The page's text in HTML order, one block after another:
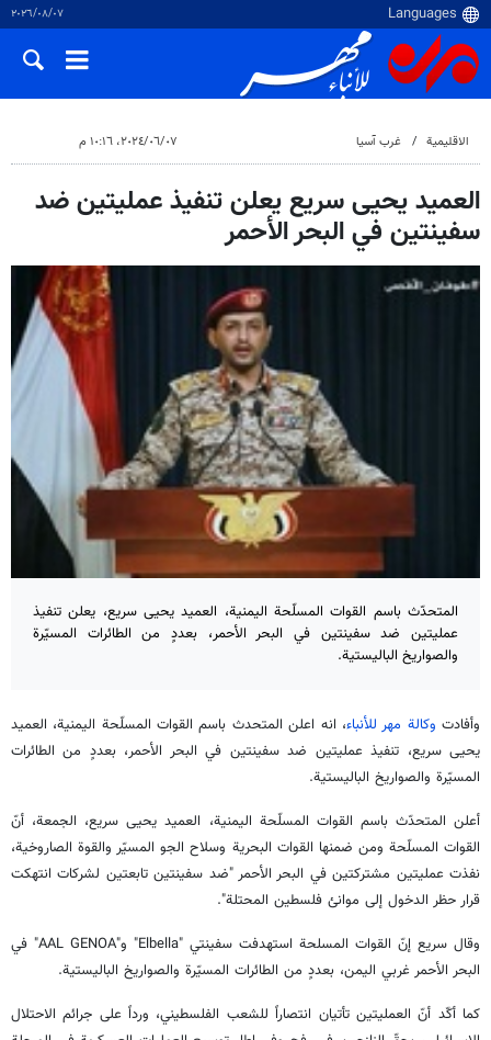
٠٧‏/٠٨‏/٢٠٢٦
الاقلیمیة غرب آسیا ٠٧‏/٠٦‏/٢٠٢٤، ١٠:١٦ م
العميد يحيى سريع يعلن تنفيذ عمليتين ضد
سفينتين في البحر الأحمر
المتحدّث باسم القوات المسلّحة اليمنية، العميد يحيى سريع، يعلن تنفيذ
عمليتين ضد سفينتين في البحر الأحمر، بعددٍ من الطائرات المسيّرة
والصواريخ الباليستية.
وأفادت وكالة مهر للأنباء، انه اعلن المتحدث باسم القوات المسلّحة اليمنية، العميد
يحيى سريع، تنفيذ عمليتين ضد سفينتين في البحر الأحمر، بعددٍ من الطائرات
المسيّرة والصواريخ الباليستية.
أعلن المتحدّث باسم القوات المسلّحة اليمنية، العميد يحيى سريع، الجمعة، أنّ
القوات المسلّحة ومن ضمنها القوات البحرية وسلاح الجو المسيّر والقوة الصاروخية،
نفذت عمليتين مشتركتين في البحر الأحمر "ضد سفينتين تابعتين لشركات انتهكت
قرار حظر الدخول إلى موانئ فلسطين المحتلة".
وقال سريع إنّ القوات المسلحة استهدفت سفينتي "Elbella" و"AAL GENOA" في
البحر الأحمر غربي اليمن، بعددٍ من الطائرات المسيّرة والصواريخ الباليستية.
كما أكّد أنّ العمليتين تأتيان انتصاراً للشعب الفلسطيني، ورداً على جرائم الاحتلال